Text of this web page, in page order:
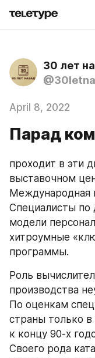
30 лет
April 8, 2022
Парад
проходит в эти
выставочном
Международная
Специалисты по
модели
хитроумные
программы.
Роль
производства
По оценкам
страны только
к концу 90-х
Своего рода